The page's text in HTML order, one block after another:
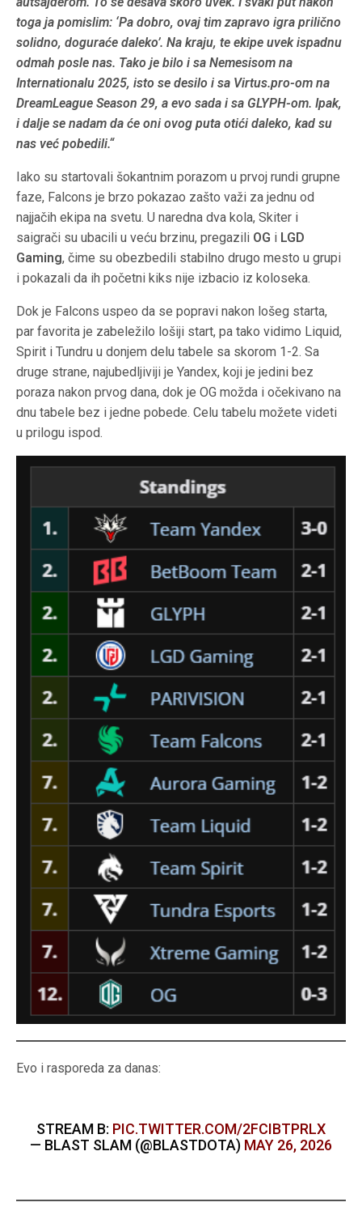
toga ja pomislim: ‘Pa dobro, ovaj tim zapravo igra prilično
solidno, doguraće daleko’. Na kraju, te ekipe uvek ispadnu
odmah posle nas. Tako je bilo i sa Nemesisom na
Internationalu 2025, isto se desilo i sa Virtus.pro-om na
DreamLeague Season 29, a evo sada i sa GLYPH-om. Ipak,
i dalje se nadam da će oni ovog puta otići daleko, kad su
nas već pobedili.“
Iako su startovali šokantnim porazom u prvoj rundi grupne
faze, Falcons je brzo pokazao zašto važi za jednu od
najjačih ekipa na svetu. U naredna dva kola, Skiter i
saigrači su ubacili u veću brzinu, pregazili OG i LGD
Gaming, čime su obezbedili stabilno drugo mesto u grupi
i pokazali da ih početni kiks nije izbacio iz koloseka.
Dok je Falcons uspeo da se popravi nakon lošeg starta,
par favorita je zabeležilo lošiji start, pa tako vidimo Liquid,
Spirit i Tundru u donjem delu tabele sa skorom 1-2. Sa
druge strane, najubedljiviji je Yandex, koji je jedini bez
poraza nakon prvog dana, dok je OG možda i očekivano na
dnu tabele bez i jedne pobede. Celu tabelu možete videti
u prilogu ispod.
Evo i rasporeda za danas:
STREAM B: PIC.TWITTER.COM/2FCIBTPRLX
— BLAST SLAM (@BLASTDOTA) MAY 26, 2026